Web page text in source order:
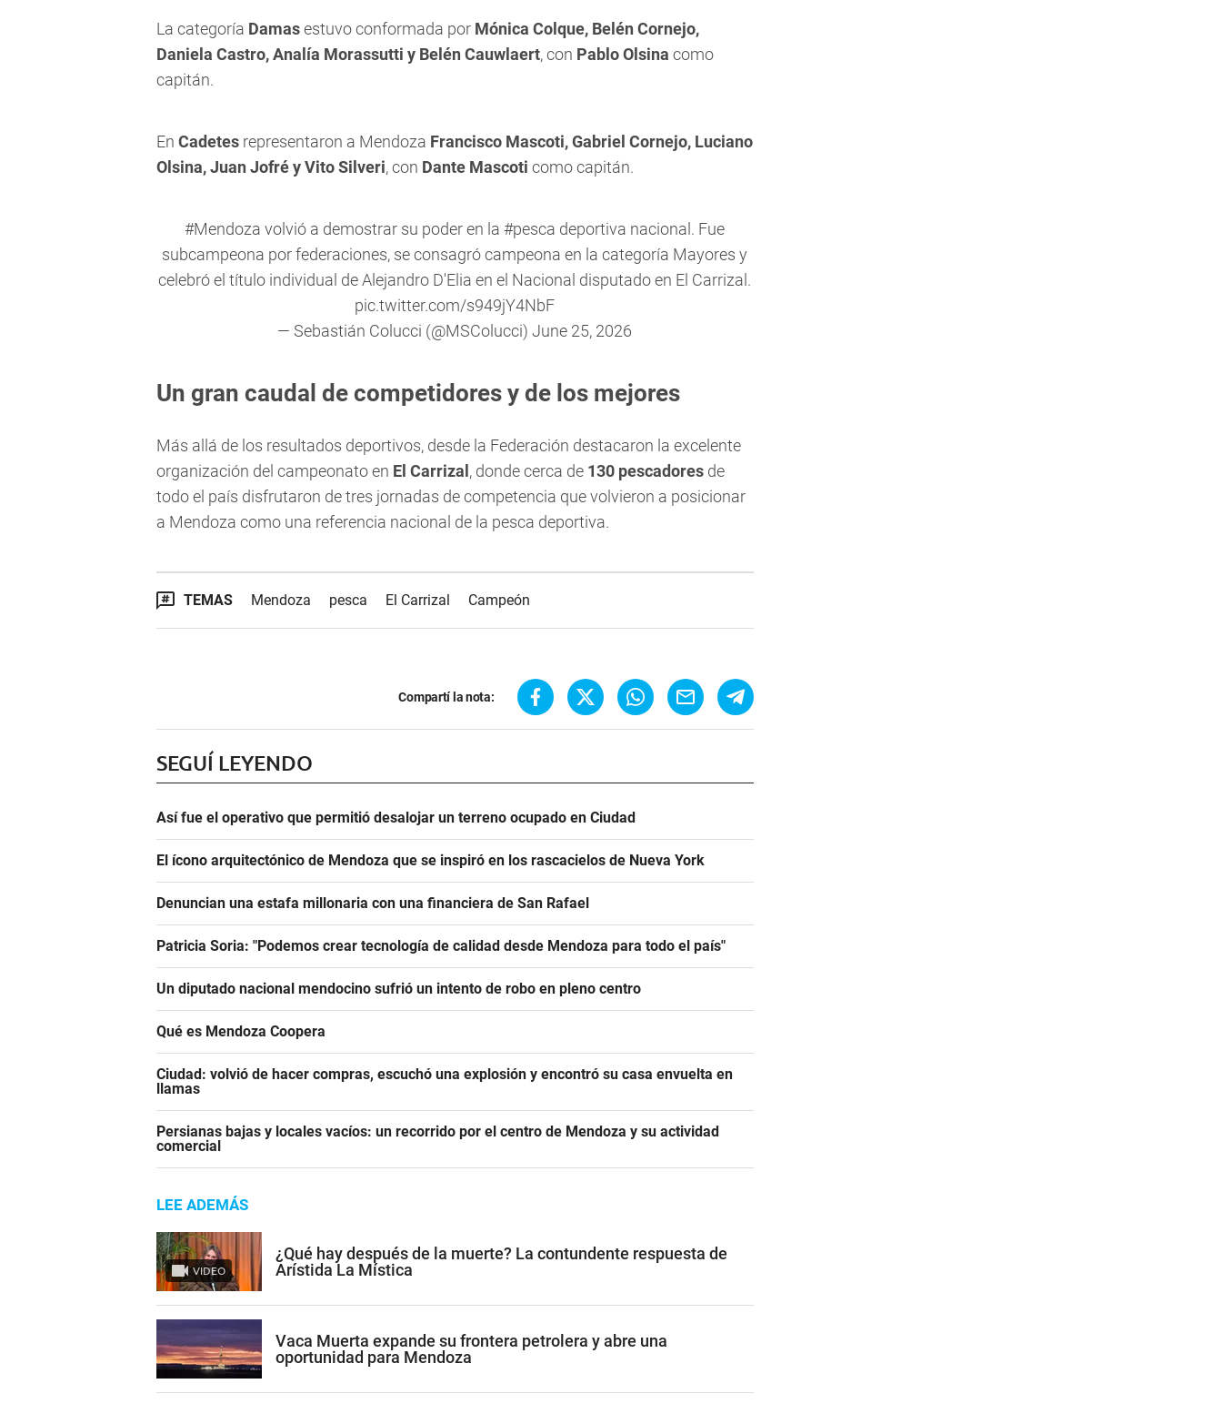
La categoría Damasestuvo conformada por Mónica Colque, Belén Cornejo,
Daniela Castro, Analía Morassutti y Belén Cauwlaert, con Pablo Olsina como
capitán.
En Cadetes representaron a Mendoza Francisco Mascoti, Gabriel Cornejo, Luciano
Olsina, Juan Jofré y Vito Silveri, con Dante Mascoti como capitán.
#Mendoza volvió a demostrar su poder en la#pesca deportiva nacional. Fue
subcampeona por federaciones, se consagró campeona en la categoría Mayores y
celebró el título individual de Alejandro D'Elia en el Nacional disputado en El Carrizal.
pic.twitter.com/s949jY4NbF
— Sebastián Colucci (@MSColucci)June 25, 2026
Un gran caudal de competidores y de los mejores
Más allá de los resultados deportivos, desde la Federación destacaron la excelente
organización del campeonato en El Carrizal , donde cerca de 130 pescadores de
todo el país disfrutaron de tres jornadas de competencia que volvieron a posicionar
a Mendoza como una referencia nacional de la pesca deportiva.
TEMAS Mendoza pesca El Carrizal Campeón
Compartí la nota:
SEGUÍ LEYENDO
Así fue el operativo que permitió desalojar un terreno ocupado en Ciudad
El ícono arquitectónico de Mendoza que se inspiró en los rascacielos de Nueva York
Denuncian una estafa millonaria con una financiera de San Rafael
Patricia Soria: "Podemos crear tecnología de calidad desde Mendoza para todo el país"
Un diputado nacional mendocino sufrió un intento de robo en pleno centro
Qué es Mendoza Coopera
Ciudad: volvió de hacer compras, escuchó una explosión y encontró su casa envuelta en
llamas
Persianas bajas y locales vacíos: un recorrido por el centro de Mendoza y su actividad
comercial
LEE ADEMÁS
VIDEO
¿Qué hay después de la muerte? La contundente respuesta de
Arístida La Mística
Vaca Muerta expande su frontera petrolera y abre una
oportunidad para Mendoza